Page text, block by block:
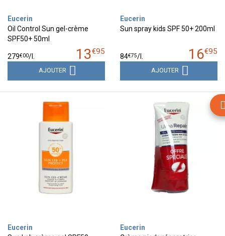
Eucerin
Oil Control Sun gel-crème
SPF50+ 50ml
13€95
279€00/
AJOUTER
Eucerin
Sun spray kids SPF 50+ 200ml
16€95
84€75/
AJOUTER
Eucerin
Eucerin